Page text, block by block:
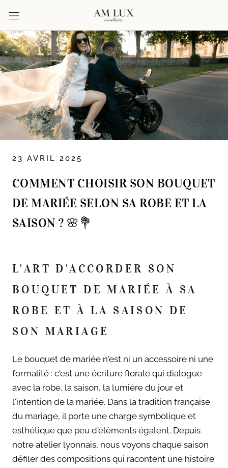
contenu
23 AVRIL 2025
COMMENT CHOISIR SON BOUQUET
DE MARIÉE SELON SA ROBE ET LA
SAISON ? 🌸💐
L'ART D'ACCORDER SON
BOUQUET DE MARIÉE À SA
ROBE ET À LA SAISON DE
SON MARIAGE
Le bouquet de mariée n'est ni un accessoire ni une
formalité : c'est une écriture florale qui dialogue
avec la robe, la saison, la lumière du jour et
l'intention de la mariée. Dans la tradition française
du mariage, il porte une charge symbolique et
esthétique que peu d'éléments égalent. Depuis
notre atelier lyonnais, nous voyons chaque saison
défiler des compositions qui racontent une histoire